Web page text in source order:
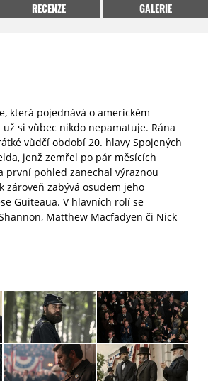
RECENZE GALERIE
která pojednává o americkém
si vůbec nikdo nepamatuje. Rána
vůdčí období 20. hlavy Spojených
jenž zemřel po pár měsících
první pohled zanechal výraznou
zároveň zabývá osudem jeho
Guiteaua. V hlavních rolí se
Matthew Macfadyen či Nick